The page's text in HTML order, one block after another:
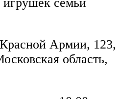
Армии, 123,
область,